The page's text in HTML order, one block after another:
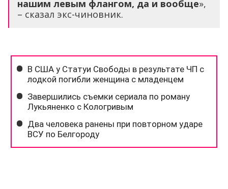
нашим левым флангом, да и вообще»,
– сказал экс-чиновник.